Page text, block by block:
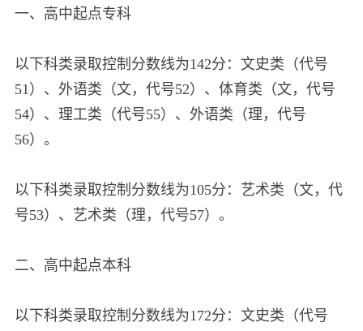
一、高中起点专科
以下科类录取控制分数线为142分：文史类（代号
51）、外语类（文，代号52）、体育类（文，代号
54）、理工类（代号55）、外语类（理，代号
56）。
以下科类录取控制分数线为105分：艺术类（文，代
号53）、艺术类（理，代号57）。
二、高中起点本科
以下科类录取控制分数线为172分：文史类（代号